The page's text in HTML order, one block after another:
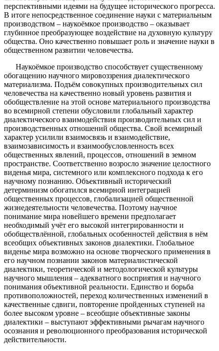
перспективными идеями на будущее исторического прогресса.
В итоге непосредственное соединение науки с материальным
производством – наукоёмкое производство – оказывает
глубинное преобразующее воздействие на духовную культуру
общества. Оно качественно повышает роль и значение науки в
общественном развитии человечества.
Наукоёмкое производство способствует существенному
обогащению научного мировоззрения диалектического
материализма. Подъём совокупных производительных сил
человечества на качественно новый уровень развития и
обобществление на этой основе материального производства
во всемирной степени обусловили глобальный характер
диалектического взаимодействия производительных сил и
производственных отношений общества. Свой всемирный
характер усилили взаимосвязь и взаимодействие,
взаимозависимость и взаимообусловленность всех
общественных явлений, процессов, отношений в земном
пространстве. Соответственно возросло значение целостного
виденья мира, системного или комплексного подхода к его
научному познанию. Объективный исторический
детерминизм обогатился всемирной интеграцией
общественных процессов, глобализацией общественной
жизнедеятельности человечества. Поэтому научное
понимание мира новейшего времени предполагает
необходимый учёт его высокой интегрированности и
обобществлённой, глобальных особенностей действия в нём
всеобщих объективных законов диалектики. Глобальное
виденье мира возможно на основе творческого применения в
его научном познании законов материалистической
диалектики, теоретической и методологической культуры
научного мышления – адекватного восприятия и научного
понимания объективной реальности. Единство и борьба
противоположностей, переход количественных изменений в
качественные сдвиги, повторение пройденных ступеней на
более высоком уровне – всеобщие объективные законы
диалектики – выступают эффективными рычагам научного
осознания и революционного преобразования исторической
действительности.